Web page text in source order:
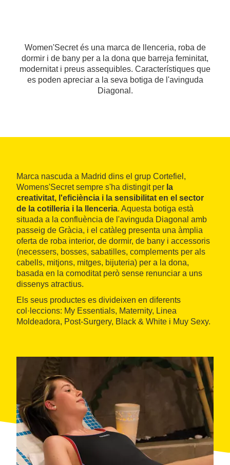
Women'Secret és una marca de llenceria, roba de
dormir i de bany per a la dona que barreja feminitat,
modernitat i preus assequibles. Característiques que
es poden apreciar a la seva botiga de l'avinguda
Diagonal.
Marca nascuda a Madrid dins el grup Cortefiel,
Womens'Secret sempre s'ha distingit per la
creativitat, l'eficiència i la sensibilitat en el sector
de la cotilleria i la llenceria. Aquesta botiga està
situada a la confluència de l'avinguda Diagonal amb
passeig de Gràcia, i el catàleg presenta una àmplia
oferta de roba interior, de dormir, de bany i accessoris
(necessers, bosses, sabatilles, complements per als
cabells, mitjons, mitges, bijuteria) per a la dona,
basada en la comoditat però sense renunciar a uns
dissenys atractius.
Els seus productes es divideixen en diferents
col·leccions: My Essentials, Maternity, Linea
Moldeadora, Post-Surgery, Black & White i Muy Sexy.